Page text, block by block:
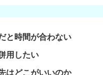
と時間が合わない
用したい
はどこがいいのか